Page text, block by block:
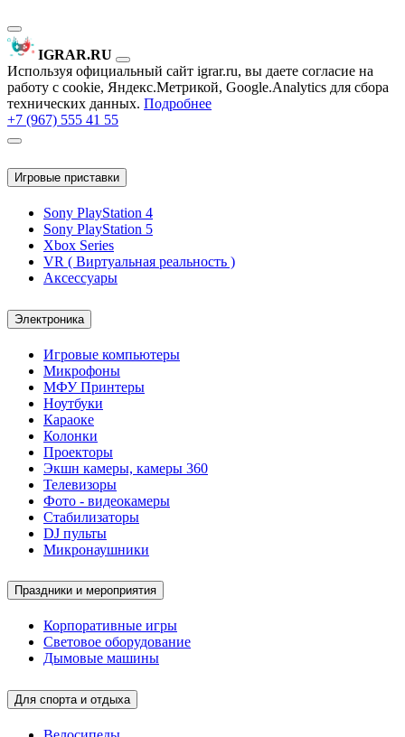
IGRAR.RU
Используя официальный сайт igrar.ru, вы даете согласие на
работу с cookie, Яндекс.Метрикой, Google.Analytics для сбора
технических данных. Подробнее
+7 (967) 555 41 55
Игровые приставки
Sony PlayStation 4
Sony PlayStation 5
Xbox Series
VR ( Виртуальная реальность )
Аксессуары
Электроника
Игровые компьютеры
Микрофоны
МФУ Принтеры
Ноутбуки
Караоке
Колонки
Проекторы
Экшн камеры, камеры 360
Телевизоры
Фото - видеокамеры
Стабилизаторы
DJ пульты
Микронаушники
Праздники и мероприятия
Корпоративные игры
Световое оборудование
Дымовые машины
Для спорта и отдыха